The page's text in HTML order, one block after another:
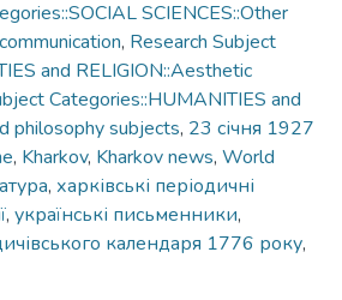
SCIENCES::Other
, Research Subject
and RELIGION::Aesthetic
Categories::HUMANITIES and
philosophy subjects, 23 січня 1927
, Kharkоv, Kharkov news, World
, харківські періодичні
, українські письменники,
календаря 1776 року,